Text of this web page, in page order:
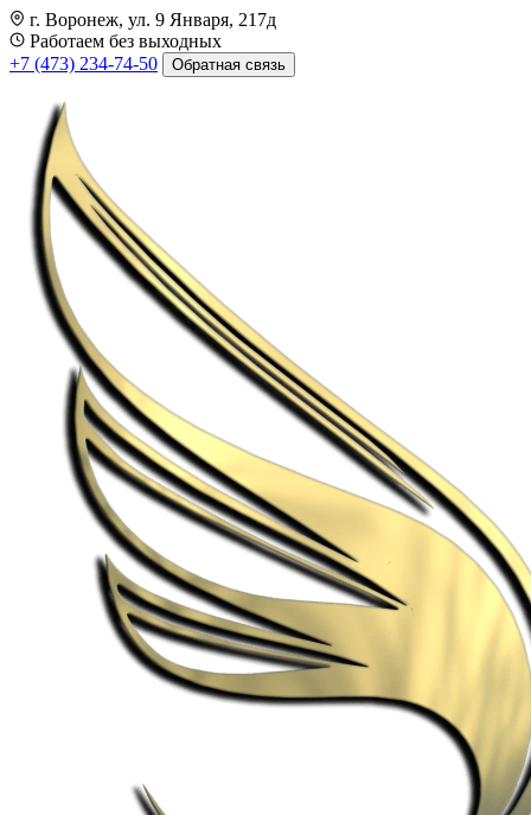
г. Воронеж, ул. 9 Января, 217д
Работаем без выходных
+7 (473) 234-74-50
Обратная связь